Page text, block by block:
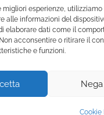
migliori esperienze,
alle informazioni del
elaborare dati come il
acconsentire o ritirare il
e funzioni.
Nega
Cookie
www.vente-privee.it